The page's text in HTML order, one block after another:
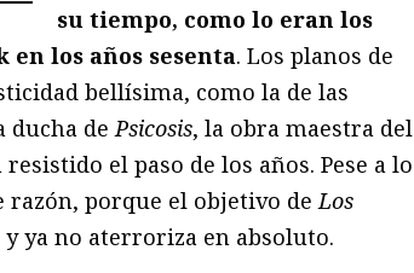
su tiempo, como lo eran los
en los años sesenta. Los planos de
bellísima, como la de las
ducha dePsicosis, la obra maestra del
el paso de los años. Pese a lo
razón, porque el objetivo deLos
ya no aterroriza en absoluto.